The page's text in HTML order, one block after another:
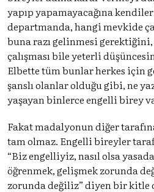
yapıp yapamayacağına
departmanda, hangi mevkide
buna razı gelinmesi gerektiğini,
çalışması bile yeterli
Elbette tüm bunlar herkes için
şanslı olanlar olduğu gibi, ne
yaşayan binlerce engelli birey
Fakat madalyonun diğer
tam olmaz. Engelli bireyler
“Biz engelliyiz, nasıl olsa
öğrenmek, gelişmek zorunda
zorunda değiliz” diyen bir kitle